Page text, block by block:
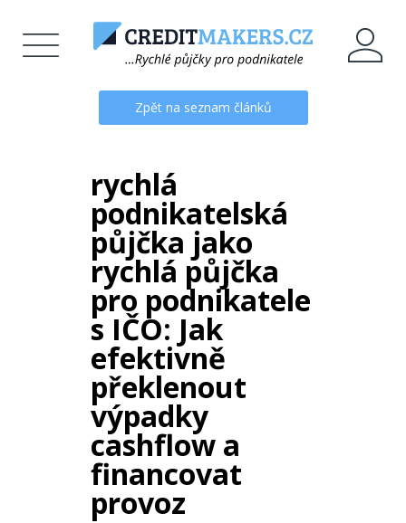
Zpět na seznam článků
rychlá
podnikatelská
půjčka jako
rychlá půjčka
pro podnikatele
s IČO: Jak
efektivně
překlenout
výpadky
cashflow a
financovat
provoz